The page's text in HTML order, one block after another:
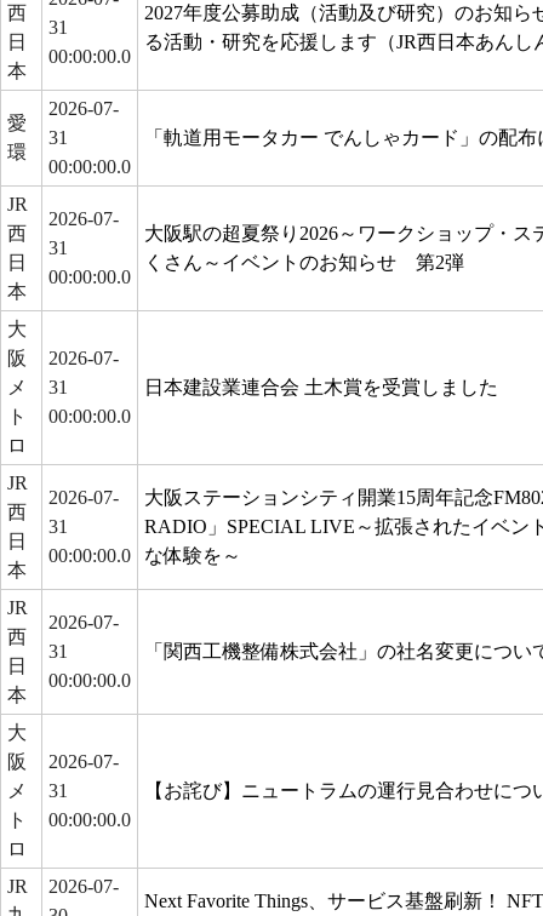
西
日
本
31
00:00:00.0
2027年度公募助成（活動及び研究）のお知ら
る活動・研究を応援します（JR西日本あんし
愛
環
2026-07-
31
00:00:00.0
「軌道用モータカー でんしゃカード」の配
JR
西
日
本
2026-07-
31
00:00:00.0
大阪駅の超夏祭り2026～ワークショップ・ス
くさん～イベントのお知らせ 第2弾
大
阪
メ
ト
ロ
2026-07-
31
00:00:00.0
日本建設業連合会 土木賞を受賞しました
JR
西
日
本
2026-07-
31
00:00:00.0
大阪ステーションシティ開業15周年記念
RADIO」SPECIAL LIVE～拡張されたイベン
な体験を～
JR
西
日
本
2026-07-
31
00:00:00.0
「関西工機整備株式会社」の社名変更につい
大
阪
メ
ト
ロ
2026-07-
31
00:00:00.0
【お詫び】ニュートラムの運行見合わせにつ
JR
2026-07-
Next Favorite Things、サービス基盤刷新！